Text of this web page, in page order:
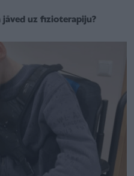
uz fizioterapiju?